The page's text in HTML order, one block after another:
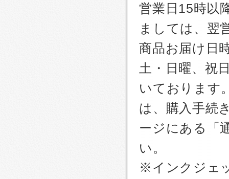
営業日15時以
ましては、翌
商品お届け日
土・日曜、祝
いております
は、購入手続
ージにある「
い。
※インクジェ